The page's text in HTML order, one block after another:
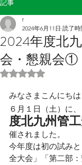
記事
2024年度北
会・懇親会①
r
2024年6月11日 読了時
5つ星のうちNaN
みなさまこんにちは
６月１日（土）に、
度北九州管
催されました。
今年度は初の試み
全大会」「第二部：